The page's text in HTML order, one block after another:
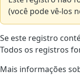
(você pode vê-los
Se este registro
Todos os registros
Mais informações